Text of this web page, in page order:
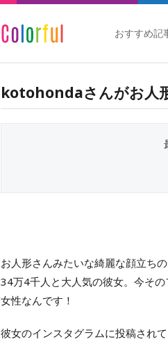
おすすめ記
kotohondaさんがお人
お人形さんみたいな綺麗な顔立ち
34万4千人と大人気の彼女。今そ
女性なんです！
彼女のインスタグラムに投稿され